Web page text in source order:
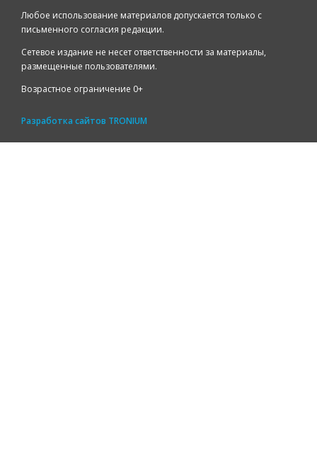
Любое использование материалов допускается только с
письменного согласия редакции.
Сетевое издание не несет ответственности за материалы,
размещенные пользователями.
Возрастное ограничение 0+
Разработка сайтов TRONIUM